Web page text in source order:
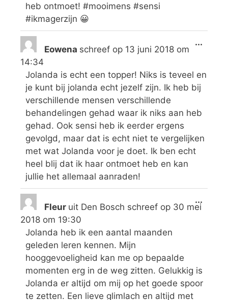
heb ontmoet! #mooimens #sensi
#ikmagerzijn 😀
Eowena schreef op 13 juni 2018 om
14:34
Jolanda is echt een topper! Niks is teveel en
je kunt bij jolanda echt jezelf zijn. Ik heb bij
verschillende mensen verschillende
behandelingen gehad waar ik niks aan heb
gehad. Ook sensi heb ik eerder ergens
gevolgd, maar dat is echt niet te vergelijken
met wat Jolanda voor je doet. Ik ben echt
heel blij dat ik haar ontmoet heb en kan
jullie het allemaal aanraden!
...
Fleur uit Den Bosch schreef op 30 mei
2018 om 19:30
Jolanda heb ik een aantal maanden
geleden leren kennen. Mijn
hooggevoeligheid kan me op bepaalde
momenten erg in de weg zitten. Gelukkig is
Jolanda er altijd om mij op het goede spoor
te zetten. Een lieve glimlach en altijd met
...